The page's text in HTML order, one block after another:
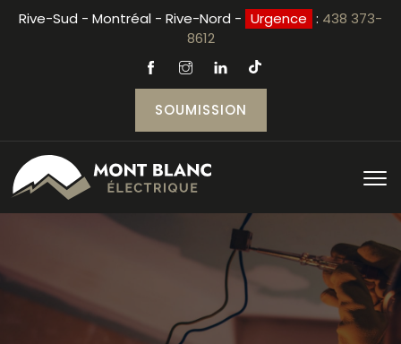
Rive-Sud - Montréal - Rive-Nord - Urgence : 438 373-
8612
SOUMISSION